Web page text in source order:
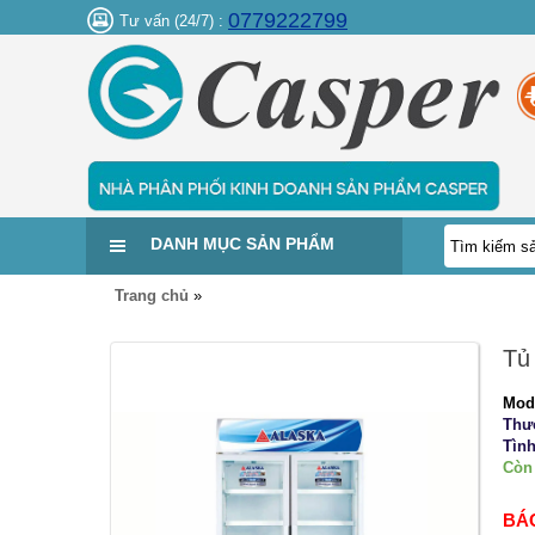
Tư vấn (24/7) : 0779222799
DANH MỤC SẢN PHẨM
Trang chủ »